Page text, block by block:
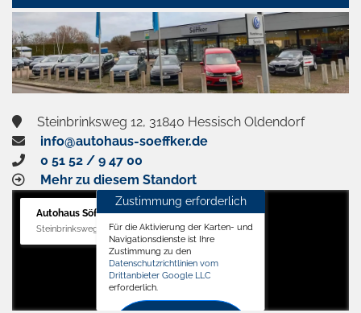
Steinbrinksweg 12, 31840 Hessisch Oldendorf
info@autohaus-soeffker.de
0 51 52 / 9 47 00
Mehr zu diesem Standort
Autohaus Söffker GmbH
Steinbrinksweg 12, 31840 Hessisch Oldendorf
Zustimmung erforderlich
Für die Aktivierung der Karten- und
Navigationsdienste ist Ihre
Zustimmung zu den
Datenschutzrichtlinien vom
Drittanbieter Google LLC
erforderlich.